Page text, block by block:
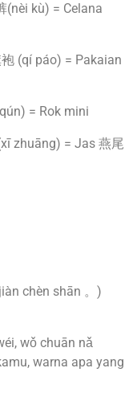
(nèi kù) = Celana
(qí páo) = Pakaian
= Rok mini
zhuāng) = Jas 燕尾
chèn shān 。)
wǒ chuān nǎ
warna apa yang